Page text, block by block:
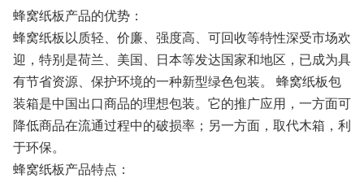
蜂窝纸板产品的优势：
蜂窝纸板以质轻、价廉、强度高、可回收等特性深受市场欢
迎，特别是荷兰、美国、日本等发达国家和地区，已成为具
有节省资源、保护环境的一种新型绿色包装。 蜂窝纸板包
装箱是中国出口商品的理想包装。它的推广应用，一方面可
降低商品在流通过程中的破损率；另一方面，取代木箱，利
于环保。
蜂窝纸板产品特点：